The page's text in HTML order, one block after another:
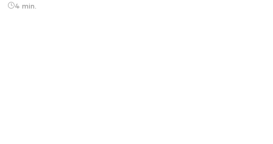
4 min.